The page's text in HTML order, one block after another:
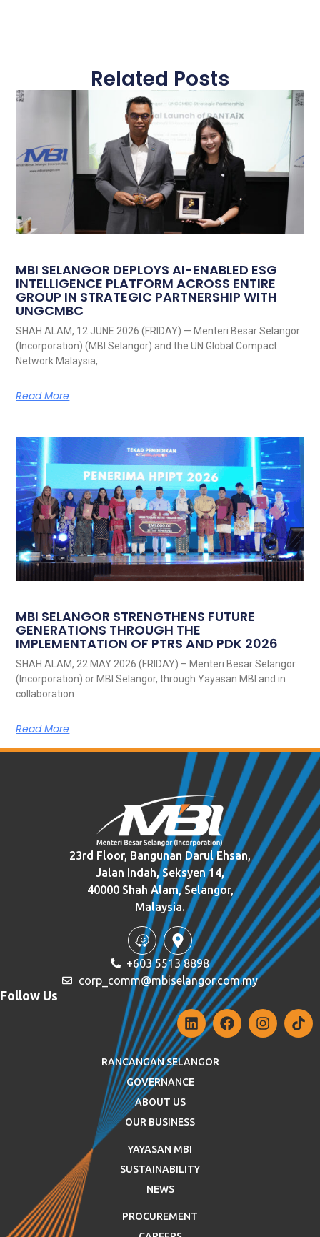
Related Posts
MBI SELANGOR DEPLOYS AI-ENABLED ESG
INTELLIGENCE PLATFORM ACROSS ENTIRE
GROUP IN STRATEGIC PARTNERSHIP WITH
UNGCMBC
SHAH ALAM, 12 JUNE 2026 (FRIDAY) — Menteri Besar Selangor
(Incorporation) (MBI Selangor) and the UN Global Compact
Network Malaysia,
Read More
MBI SELANGOR STRENGTHENS FUTURE
GENERATIONS THROUGH THE
IMPLEMENTATION OF PTRS AND PDK 2026
SHAH ALAM, 22 MAY 2026 (FRIDAY) – Menteri Besar Selangor
(Incorporation) or MBI Selangor, through Yayasan MBI and in
collaboration
Read More
23rd Floor, Bangunan Darul Ehsan,
Jalan Indah, Seksyen 14,
40000 Shah Alam, Selangor,
Malaysia.
+603 5513 8898
corp_comm@mbiselangor.com.my
Follow Us
RANCANGAN SELANGOR
GOVERNANCE
ABOUT US
OUR BUSINESS
YAYASAN MBI
SUSTAINABILITY
NEWS
PROCUREMENT